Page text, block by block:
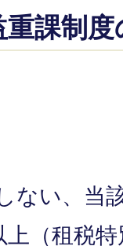
課制
ない、当
（租税